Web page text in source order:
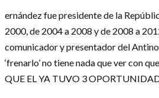
ernández fue presidente de la
2000, de 2004 a 2008 y de 2008 a
comunicador y presentador del
‘frenarlo’ no tiene nada que ver con que
QUE EL YA TUVO 3